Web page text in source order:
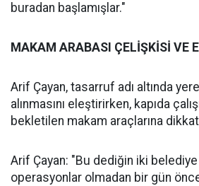
buradan başlamışlar."
MAKAM ARABASI ÇELİŞKİSİ VE
Arif Çayan, tasarruf adı altında
alınmasını eleştirirken, kapıda
bekletilen makam araçlarına
Arif Çayan: "Bu dediğin iki
operasyonlar olmadan bir gün